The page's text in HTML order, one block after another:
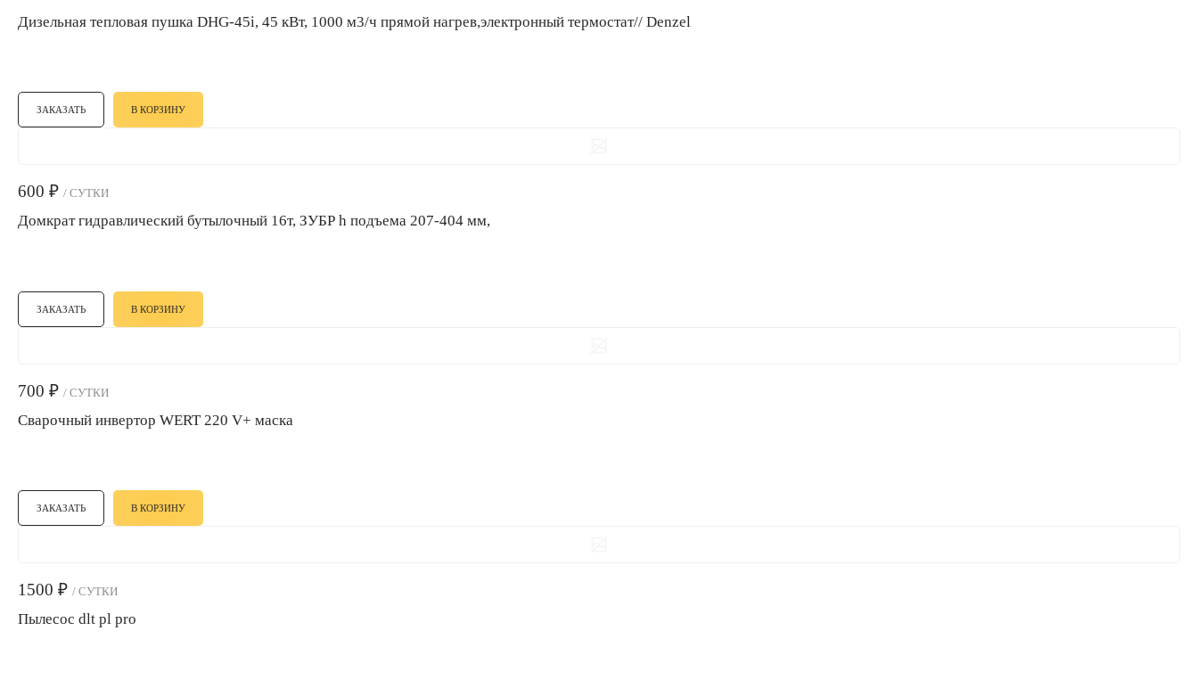
Дизельная тепловая пушка DHG-45i, 45 кВт, 1000 м3/ч прямой нагрев,электронный термостат// Denzel
ЗАКАЗАТЬ В КОРЗИНУ
600 ₽ / СУТКИ
Домкрат гидравлический бутылочный 16т, ЗУБР h подъема 207-404 мм,
ЗАКАЗАТЬ В КОРЗИНУ
700 ₽ / СУТКИ
Сварочный инвертор WERT 220 V+ маска
ЗАКАЗАТЬ В КОРЗИНУ
1500 ₽ / СУТКИ
Пылесос dlt pl pro